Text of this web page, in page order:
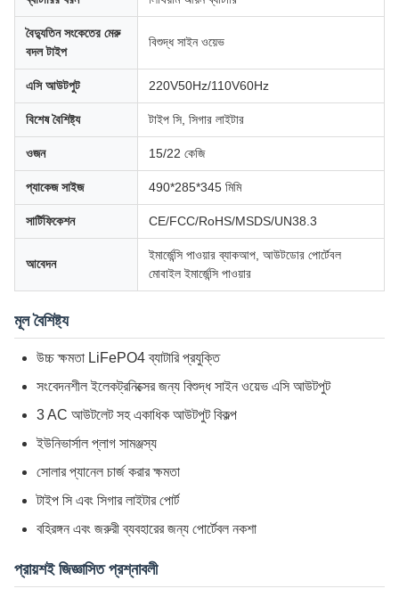
বৈদ্যুতিন সংকেতের মেরু
বদল টাইপ
বিশুদ্ধ সাইন ওয়েভ
এসি আউটপুট 220V50Hz/110V60Hz
বিশেষ বৈশিষ্ট্য টাইপ সি, সিগার লাইটার
ওজন 15/22 কেজি
প্যাকেজ সাইজ 490*285*345 মিমি
সার্টিফিকেশন CE/FCC/RoHS/MSDS/UN38.3
আবেদন
ইমার্জেন্সি পাওয়ার ব্যাকআপ, আউটডোর পোর্টেবল
মোবাইল ইমার্জেন্সি পাওয়ার
মূল বৈশিষ্ট্য
উচ্চ ক্ষমতা LiFePO4 ব্যাটারি প্রযুক্তি
সংবেদনশীল ইলেকট্রনিক্সের জন্য বিশুদ্ধ সাইন ওয়েভ এসি আউটপুট
3 AC আউটলেট সহ একাধিক আউটপুট বিকল্প
ইউনিভার্সাল প্লাগ সামঞ্জস্য
সোলার প্যানেল চার্জ করার ক্ষমতা
টাইপ সি এবং সিগার লাইটার পোর্ট
বহিরঙ্গন এবং জরুরী ব্যবহারের জন্য পোর্টেবল নকশা
প্রায়শই জিজ্ঞাসিত প্রশ্নাবলী